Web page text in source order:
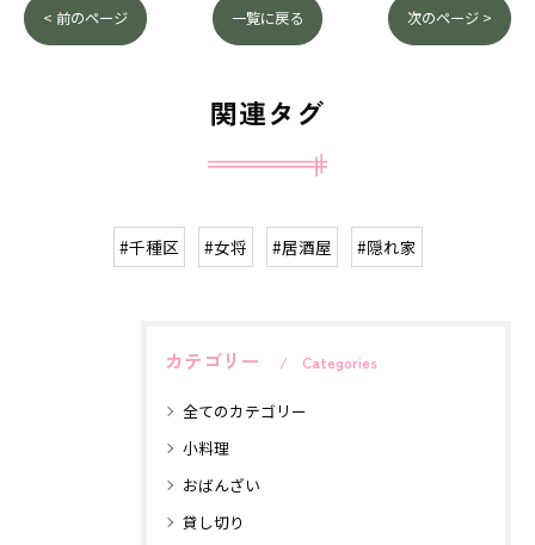
< 前のページ 一覧に戻る 次のページ >
関連タグ
#千種区 #女将 #居酒屋 #隠れ家
カテゴリー Categories
全てのカテゴリー
小料理
おばんざい
貸し切り